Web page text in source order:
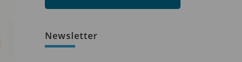
Newsletter